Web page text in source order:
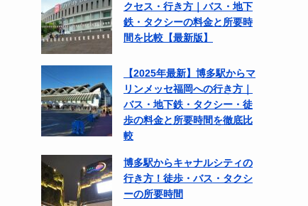
クセス・行き方｜バス・地下
鉄・タクシーの料金と所要時
間を比較【最新版】
【2025年最新】博多駅からマ
リンメッセ福岡への行き方｜
バス・地下鉄・タクシー・徒
歩の料金と所要時間を徹底比
較
博多駅からキャナルシティの
行き方！徒歩・バス・タクシ
ーの所要時間